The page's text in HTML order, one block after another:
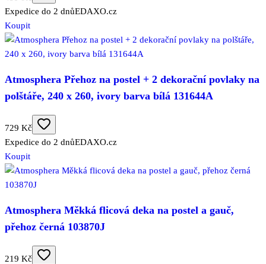
Expedice do 2 dnůEDAXO.cz
Koupit
Atmosphera Přehoz na postel + 2 dekorační povlaky na
polštáře, 240 x 260, ivory barva bílá 131644A
729 Kč
Expedice do 2 dnůEDAXO.cz
Koupit
Atmosphera Měkká flicová deka na postel a gauč,
přehoz černá 103870J
219 Kč